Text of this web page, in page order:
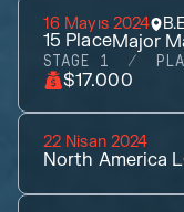
16 Mayıs 2024
15 PlaceMajor
STAGE 1
$17.000
22 Nisan 2024
North America